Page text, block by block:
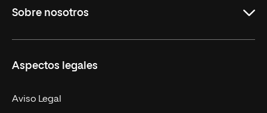
Másteres Oficiales
Doctorados
Experto Universitario
Sobre nosotros
Facultades
Nuestro Equipo
Aspectos legales
Aviso Legal